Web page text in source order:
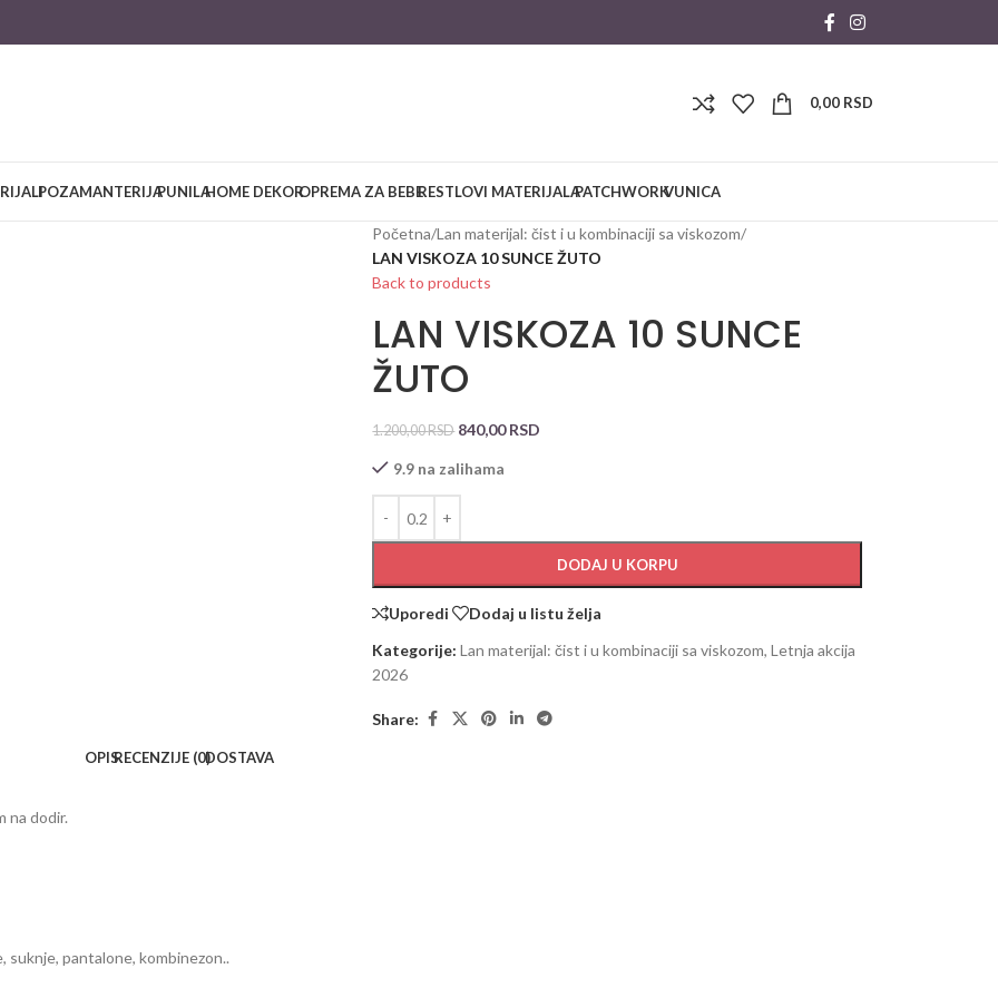
0,00 RSD
POZAMANTERIJAPUNILAHOME DEKOROPREMA ZA BEBERESTLOVI MATERIJALAPATCHWORKVUNICA
Početna/Lan materijal: čist i u kombinaciji sa viskozom/
LAN VISKOZA 10 SUNCE ŽUTO
Back to products
LAN VISKOZA 10 SUNCE
ŽUTO
1.200,00RSD 840,00RSD
9.9 na zalihama
DODAJ U KORPU
Uporedi
Dodaj u listu želja
Kategorije: Lan materijal: čist i u kombinaciji sa viskozom, Letnja akcija
2026
Share:
OPISRECENZIJE (0)DOSTAVA
na dodir.
suknje, pantalone, kombinezon..